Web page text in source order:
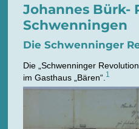
Johannes Bürk-
Schwenningen
Die Schwenninger
Die „Schwenninger
im Gasthaus „Bären“. 1